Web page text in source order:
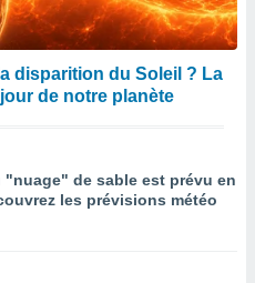
disparition du Soleil ? La
de notre planète
"nuage" de sable est prévu en
les prévisions météo